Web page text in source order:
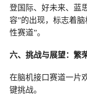
登国际、好未来、蓝
容”的出现，标志着
性赛道”。
六、挑战与展望：繁
在脑机接口赛道一片
键挑战。